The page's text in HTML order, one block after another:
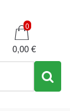
Καλάθι
0
0,00 €